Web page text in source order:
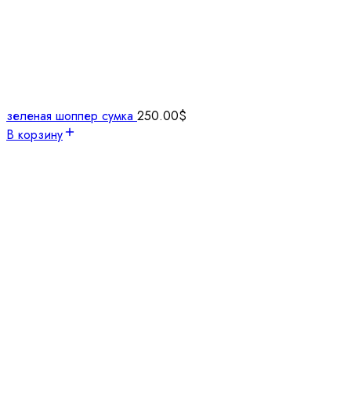
зеленая шоппер сумка 250.00$
В корзину